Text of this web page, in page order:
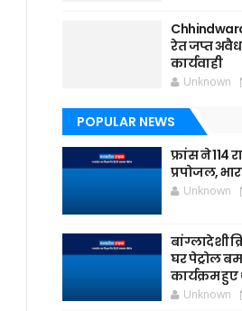
रेत जप्त
कार्यवाही
Unknown
POPULAR NEWS
फ्रांस ने
प्रपोजल,
Unknown
बांग्लादेशी
घर पेट्रोल
कार्यक्रम
Unknown